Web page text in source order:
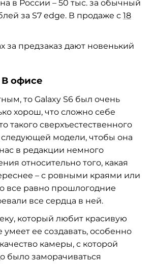
в России – 50 тыс. за обычный
за S7 edge. В продаже с 18
за предзаказ дают новенький
В офисе
то Galaxy S6 был очень
хорош, что сложно себе
такого сверхъестественного
модели, чтобы она
в редакции немного
относительно того, какая
– с ровными краями или
все равно прошлогодние
все сердца в ней.
который любит красивую
умеет ее создавать, особенно
камеры, с которой
было заморачиваться